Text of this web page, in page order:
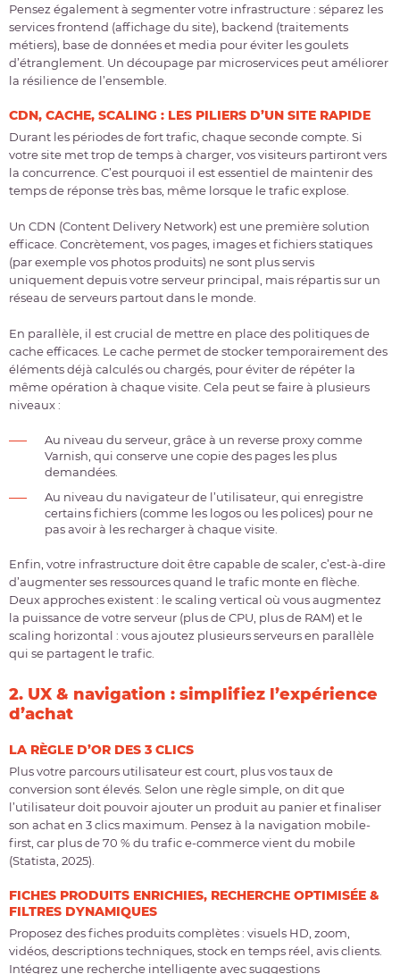
Pensez également à segmenter votre infrastructure : séparez les
services frontend (affichage du site), backend (traitements
métiers), base de données et media pour éviter les goulets
d’étranglement. Un découpage par microservices peut améliorer
la résilience de l’ensemble.
CDN, CACHE, SCALING : LES PILIERS D’UN SITE RAPIDE
Durant les périodes de fort trafic, chaque seconde compte. Si
votre site met trop de temps à charger, vos visiteurs partiront vers
la concurrence. C’est pourquoi il est essentiel de maintenir des
temps de réponse très bas, même lorsque le trafic explose.
Un CDN (Content Delivery Network) est une première solution
efficace. Concrètement, vos pages, images et fichiers statiques
(par exemple vos photos produits) ne sont plus servis
uniquement depuis votre serveur principal, mais répartis sur un
réseau de serveurs partout dans le monde.
En parallèle, il est crucial de mettre en place des politiques de
cache efficaces. Le cache permet de stocker temporairement des
éléments déjà calculés ou chargés, pour éviter de répéter la
même opération à chaque visite. Cela peut se faire à plusieurs
niveaux :
Au niveau du serveur, grâce à un reverse proxy comme
Varnish, qui conserve une copie des pages les plus
demandées.
Au niveau du navigateur de l’utilisateur, qui enregistre
certains fichiers (comme les logos ou les polices) pour ne
pas avoir à les recharger à chaque visite.
Enfin, votre infrastructure doit être capable de scaler, c’est-à-dire
d’augmenter ses ressources quand le trafic monte en flèche.
Deux approches existent : le scaling vertical où vous augmentez
la puissance de votre serveur (plus de CPU, plus de RAM) et le
scaling horizontal : vous ajoutez plusieurs serveurs en parallèle
qui se partagent le trafic.
2. UX & navigation : simplifiez l’expérience
d’achat
LA RÈGLE D’OR DES 3 CLICS
Plus votre parcours utilisateur est court, plus vos taux de
conversion sont élevés. Selon une règle simple, on dit que
l’utilisateur doit pouvoir ajouter un produit au panier et finaliser
son achat en 3 clics maximum. Pensez à la navigation mobile-
first, car plus de 70 % du trafic e-commerce vient du mobile
(Statista, 2025).
FICHES PRODUITS ENRICHIES, RECHERCHE OPTIMISÉE &
FILTRES DYNAMIQUES
Proposez des fiches produits complètes : visuels HD, zoom,
vidéos, descriptions techniques, stock en temps réel, avis clients.
Intégrez une recherche intelligente avec suggestions